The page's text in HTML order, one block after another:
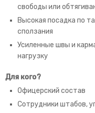
свободы или
Высокая посадка по
сползания
Усиленные швы и
нагрузку
Для кого?
Офицерский состав
Сотрудники штабов,